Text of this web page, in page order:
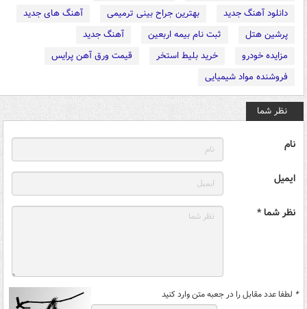
دانلود آهنگ جدید
بهترین جراح بینی ترمیمی
آهنگ های جدید
پرشین هتل
ثبت نام بیمه اربعین
آهنگ جدید
مزایده خودرو
خرید بلیط استخر
قیمت ورق آهن پرایس
فروشنده مواد شیمیایی
نظر شما
نام
ایمیل
نظر شما *
* لطفا عدد مقابل را در جعبه متن وارد کنید